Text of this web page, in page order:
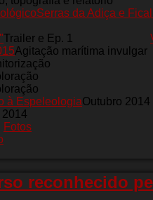
Serras da Adiça e
Trailer e Ep. 1
Agitação marítima invulgar
à EspeleologiaOutubro 2014
2014
Fotos
reconhecido